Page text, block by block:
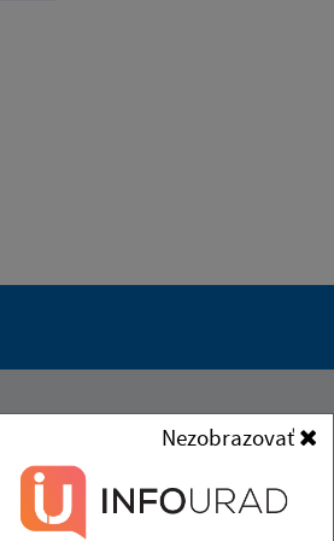
Nezobrazovať
Obecný úrad Čučma
Čučma 47